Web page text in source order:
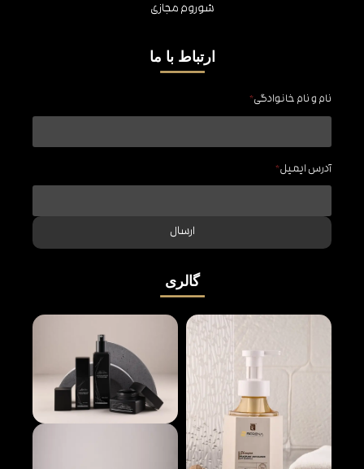
گالری
شوروم مجازی
ارتباط با ما
نام و نام خانوادگی*
آدرس ایمیل*
ارسال